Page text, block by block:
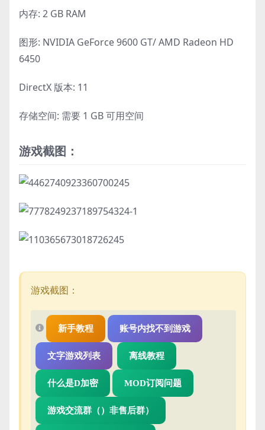
内存: 2 GB RAM
图形: NVIDIA GeForce 9600 GT/ AMD Radeon HD
6450
DirectX 版本: 11
存储空间: 需要 1 GB 可用空间
游戏截图：
游戏截图：
新手教程 账号内找不到游戏
文字游戏列表 离线教程
什么是D加密 MOD订阅问题
游戏交流群（）非售后群）